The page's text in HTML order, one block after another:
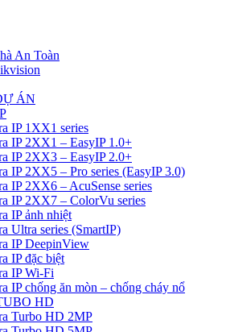
An Toàn
ÁN
IP 1XX1 series
IP 2XX1 – EasyIP 1.0+
IP 2XX3 – EasyIP 2.0+
IP 2XX5 – Pro series (EasyIP 3.0)
IP 2XX6 – AcuSense series
IP 2XX7 – ColorVu series
IP ảnh nhiệt
Ultra series (SmartIP)
IP DeepinView
IP đặc biệt
IP Wi-Fi
IP chống ăn mòn – chống cháy nổ
HD
Turbo HD 2MP